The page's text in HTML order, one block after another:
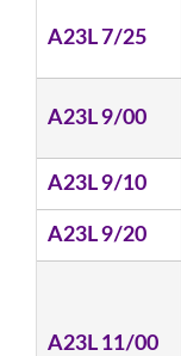
A23L 7/25
A23L 9/00
A23L 9/10
A23L 9/20
A23L 11/00